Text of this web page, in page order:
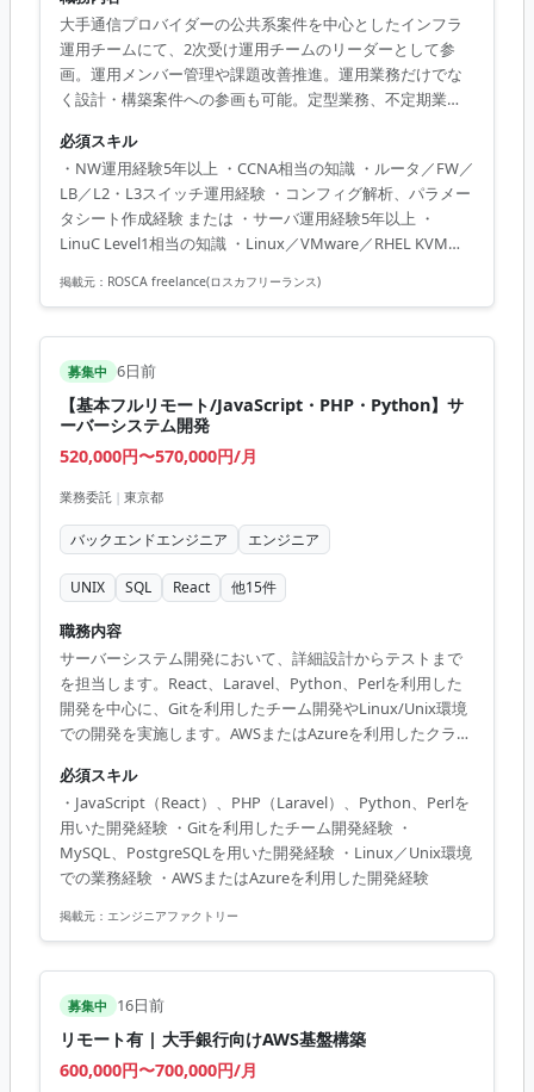
大手通信プロバイダーの公共系案件を中心としたインフラ
運用チームにて、2次受け運用チームのリーダーとして参
画。運用メンバー管理や課題改善推進。運用業務だけでな
く設計・構築案件への参画も可能。定型業務、不定期業
必須スキル
・NW運用経験5年以上 ・CCNA相当の知識 ・ルータ／FW／
LB／L2・L3スイッチ運用経験 ・コンフィグ解析、パラメー
タシート作成経験 または ・サーバ運用経験5年以上 ・
LinuC Level1相当の知識 ・Linux／VMware／RHEL KVM／
成経験 ・Word／Excel／PowerPointによる資料作成経験 ・
進経験 ・進捗管理経験
掲載元： ROSCA freelance(ロスカフリーランス)
募集中 6日前
【基本フルリモート/JavaScript・PHP・Python】サ
ーバーシステム開発
520,000円〜570,000円/月
業務委託 | 東京都
バックエンドエンジニア エンジニア
UNIX SQL React 他15件
職務内容
サーバーシステム開発において、詳細設計からテストまで
を担当します。React、Laravel、Python、Perlを利用した
開発を中心に、Gitを利用したチーム開発やLinux/Unix環境
での開発を実施します。AWSまたはAzureを利用したクラウ
言語：JavaScript、PHP、Python、Perl、Node.js ・フレー
ムワーク：React、Laravel ・インフラ：AWS、Azure ・デ
ータベース：MySQL、PostgreSQL、DynamoDB ・OS：
Linux、Unix ・構成管理：Ansible ・バージョン管理：Git
必須スキル
・JavaScript（React）、PHP（Laravel）、Python、Perlを
用いた開発経験 ・Gitを利用したチーム開発経験 ・
MySQL、PostgreSQLを用いた開発経験 ・Linux／Unix環境
での業務経験 ・AWSまたはAzureを利用した開発経験
掲載元： エンジニアファクトリー
募集中 16日前
リモート有 | 大手銀行向けAWS基盤構築
600,000円〜700,000円/月